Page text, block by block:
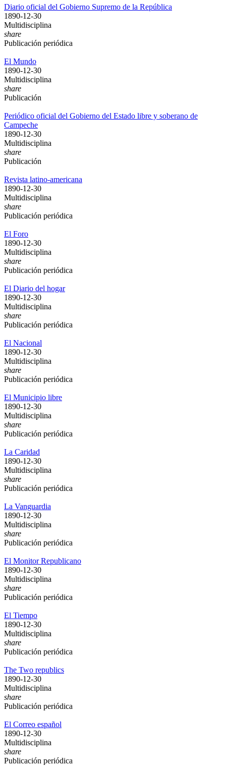
Diario oficial del Gobierno Supremo de la República
1890-12-30
Multidisciplina
share
Publicación periódica
El Mundo
1890-12-30
Multidisciplina
share
Publicación
Periódico oficial del Gobierno del Estado libre y soberano de
Campeche
1890-12-30
Multidisciplina
share
Publicación
Revista latino-americana
1890-12-30
Multidisciplina
share
Publicación periódica
El Foro
1890-12-30
Multidisciplina
share
Publicación periódica
El Diario del hogar
1890-12-30
Multidisciplina
share
Publicación periódica
El Nacional
1890-12-30
Multidisciplina
share
Publicación periódica
El Municipio libre
1890-12-30
Multidisciplina
share
Publicación periódica
La Caridad
1890-12-30
Multidisciplina
share
Publicación periódica
La Vanguardia
1890-12-30
Multidisciplina
share
Publicación periódica
El Monitor Republicano
1890-12-30
Multidisciplina
share
Publicación periódica
El Tiempo
1890-12-30
Multidisciplina
share
Publicación periódica
The Two republics
1890-12-30
Multidisciplina
share
Publicación periódica
El Correo español
1890-12-30
Multidisciplina
share
Publicación periódica